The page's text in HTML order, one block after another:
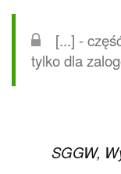
[...] -
tylko dla
SGGW,